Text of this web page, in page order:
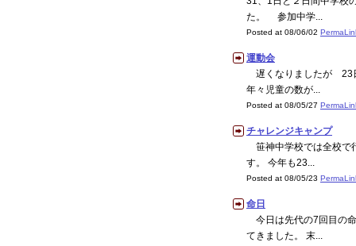
た。 参加中学...
Posted at 08/06/02
運動会
遅くなりましたが 23
年々児童の数が...
Posted at 08/05/27
チャレンジキャンプ
笹神中学校では全校で
す。 今年も23...
Posted at 08/05/23
命日
今日は先代の7回目の
てきました。 末...